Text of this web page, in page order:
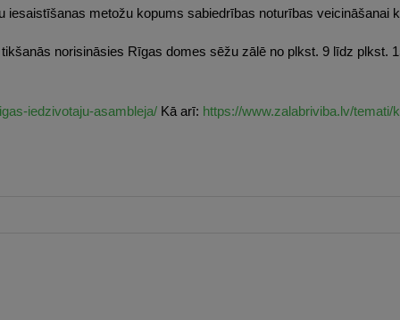
iesaistīšanas metožu kopums sabiedrības noturības veicināšanai
norisināsies Rīgas domes sēžu zālē no plkst. 9 līdz plkst.
iedzivotaju-asambleja/ Kā arī: https://www.zalabriviba.lv/